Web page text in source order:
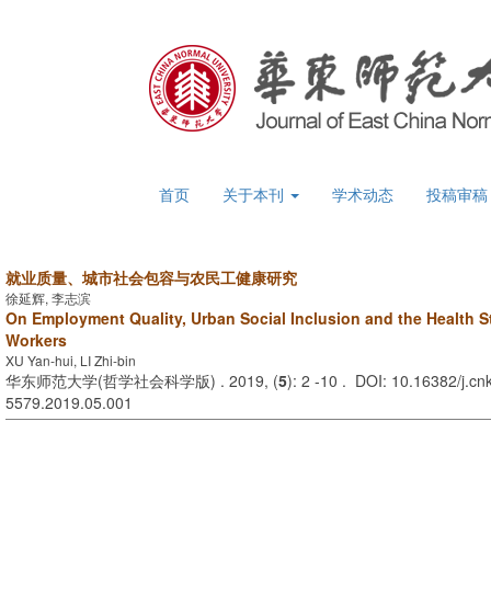
首页 关于本刊 学术动态 投稿审稿
就业质量、城市社会包容与农民工健康研究
徐延辉, 李志滨
On Employment Quality, Urban Social Inclusion and the Health
Workers
XU Yan-hui, LI Zhi-bin
华东师范大学(哲学社会科学版) . 2019, (5): 2 -10 . DOI: 10.16382/
5579.2019.05.001